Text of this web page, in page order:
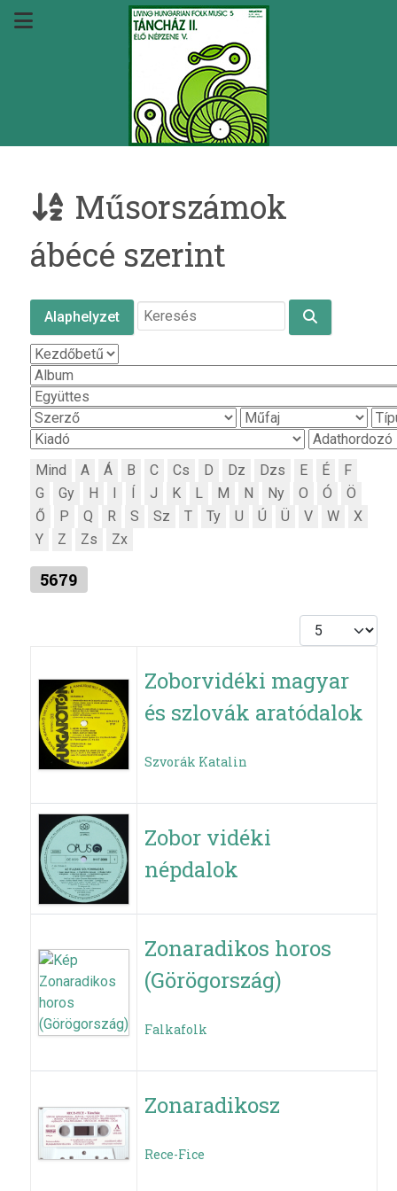
Műsorszámok
ábécé szerint
Alaphelyzet
Mind A Á B C Cs D Dz Dzs E É
F
G
Gy H J K L M N Ny O Ó
Ö
Ő
P Q R S Sz T Ty U Ú Ü V W
X
Y
Z Zs Zx
5679
Tételek #
Zoborvidéki magyar
és szlovák aratódalok
Szvorák Katalin
Zobor vidéki
népdalok
Zonaradikos horos
(Görögország)
Falkafolk
Zonaradikosz
Rece-Fice